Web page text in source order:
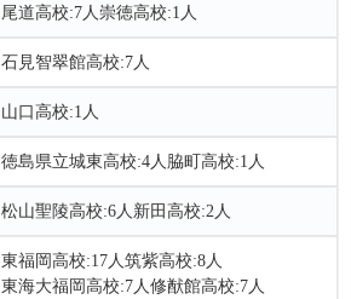
尾道高校:7人崇徳高校:1人
石見智翠館高校:7人
山口高校:1人
徳島県立城東高校:4人 脇町高校:1人
松山聖陵高校:6人 新田高校:2人
東福岡高校:17人筑紫高校:8人
東海大福岡高校:7人修猷館高校:7人